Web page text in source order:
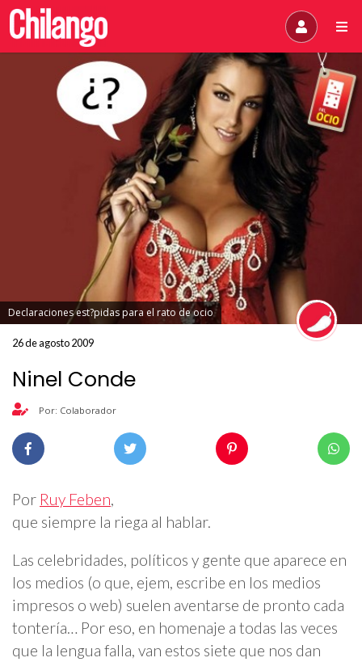
Declaraciones est?pidas para el rato de ocio
26 de agosto 2009
Ninel Conde
Por: Colaborador
Por Ruy Feben,
que siempre la riega al hablar.
Las celebridades, políticos y gente que aparece en
los medios (o que, ejem, escribe en los medios
impresos o web) suelen aventarse de pronto cada
tontería… Por eso, en homenaje a todas las veces
que la lengua falla, van estos siete que nos dan